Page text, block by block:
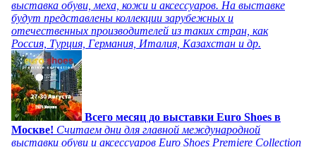
выставка обуви, меха, кожи и аксессуаров. На выставке
будут представлены коллекции зарубежных и
отечественных производителей из таких стран, как
Россия, Турция, Германия, Италия, Казахстан и др.
Всего месяц до выставки Euro Shoes в
Москве! Считаем дни для главной международной
выставки обуви и аксессуаров Euro Shoes Premiere Collection